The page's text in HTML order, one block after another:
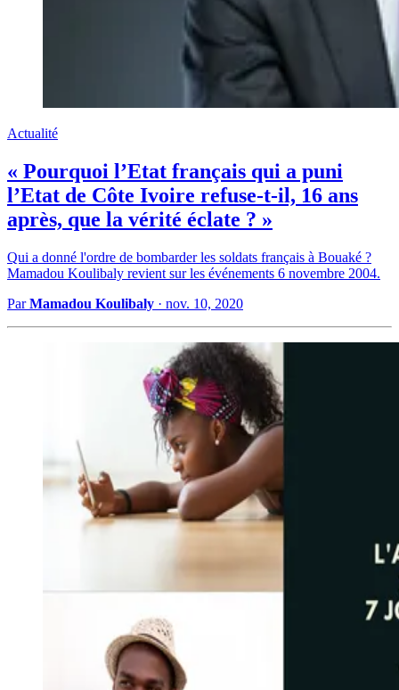
Actualité
« Pourquoi l’Etat français qui a puni
l’Etat de Côte Ivoire refuse-t-il, 16 ans
après, que la vérité éclate ? »
Qui a donné l'ordre de bombarder les soldats français à Bouaké ?
Mamadou Koulibaly revient sur les événements 6 novembre 2004.
ParMamadou Koulibaly · nov. 10, 2020